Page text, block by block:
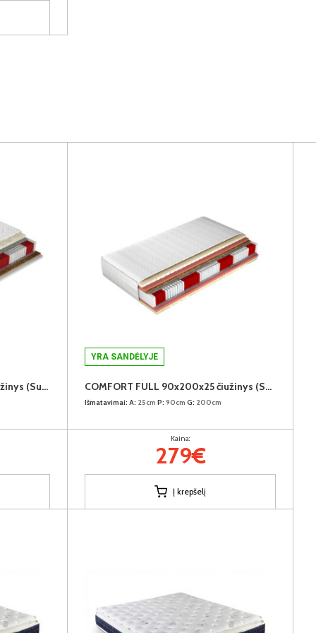
GRAND VISCO 180x200x20 čiužinys (Susuktas)
YRA SANDĖLYJE
COMFORT FULL 90x200x25 čiužinys (Susuktas)
Išmatavimai: A: 25cm P: 90cm G: 200cm
Kaina:
279€
Į krepšelį